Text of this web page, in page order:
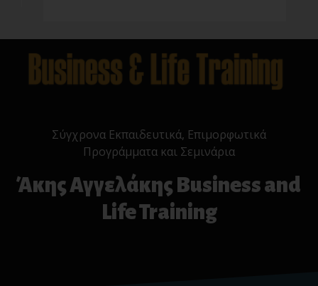
Σύγχρονα Εκπαιδευτικά, Επιμορφωτικά
Προγράμματα και Σεμινάρια
Άκης Αγγελάκης Business and
Life Training